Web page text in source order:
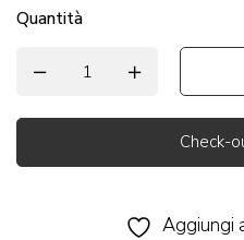
Quantità
Check-
Aggiungi